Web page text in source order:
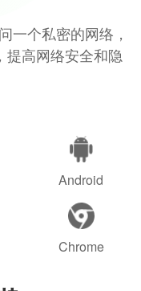
一个私密的网络，
提高网络安全和隐
Android
Chrome